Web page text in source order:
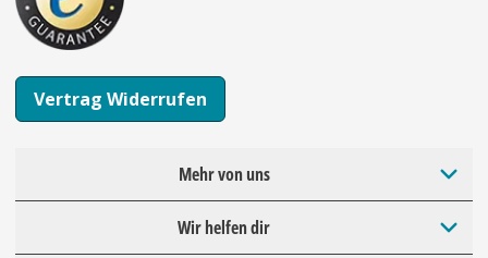
Vertrag Widerrufen
Mehr von uns
Wir helfen dir